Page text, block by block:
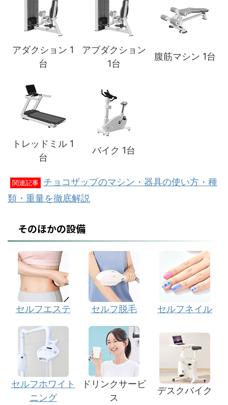
アダクション 1
台
アブダクション
1台
腹筋マシン 1台
トレッドミル 1
台
バイク 1台
関連記事
チョコザップのマシン・器具の使い方・種
類・重量を徹底解説
そのほかの設備
セルフエステ セルフ脱毛 セルフネイル
セルフホワイト
ニング
ドリンクサービ
ス
デスクバイク